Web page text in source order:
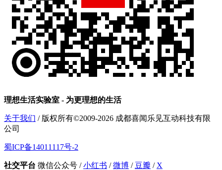
理想生活实验室 - 为更理想的生活
关于我们 / 版权所有©2009-2026 成都喜闻乐见互动科技有限
公司
蜀ICP备14011117号-2
社交平台 微信公众号 /小红书 /微博 / 豆瓣 / X